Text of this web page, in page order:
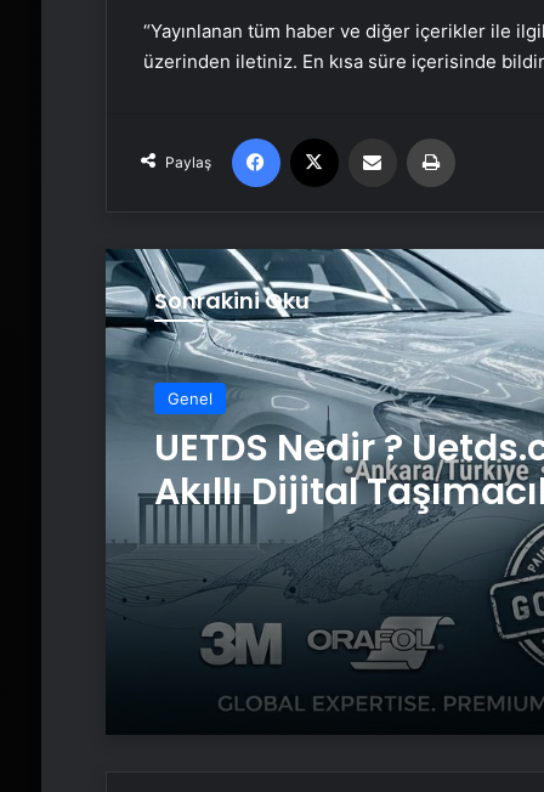
“Yayınlanan tüm haber ve diğer içerikler ile
üzerinden iletiniz. En kısa süre içerisinde
Paylaş
Facebook Email'den paylaş
Sonrakini Oku
Genel
UETDS Nedir ?
Akıllı Dijital
Yazılımı